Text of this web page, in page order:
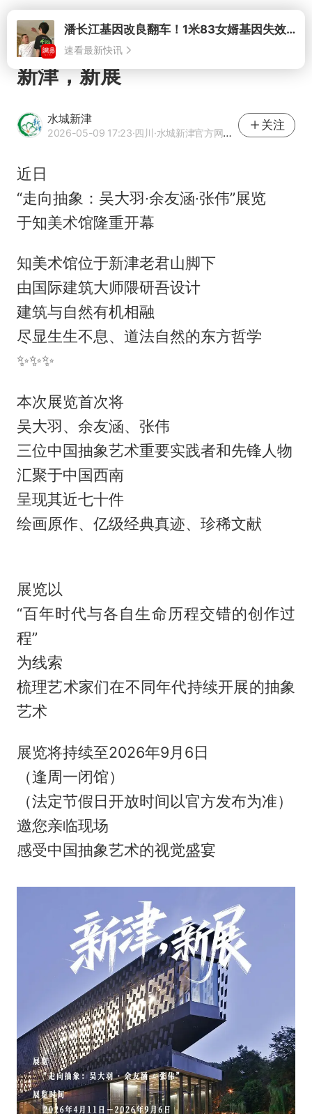
打开
新津，新展
水城新津
2026-05-09 17:23·四川·水城新津官方网易号
关注
近日
“走向抽象：吴大羽·余友涵·张伟”展览
于知美术馆隆重开幕
知美术馆位于新津老君山脚下
由国际建筑大师隈研吾设计
建筑与自然有机相融
尽显生生不息、道法自然的东方哲学
✨✨✨
本次展览首次将
吴大羽、余友涵、张伟
三位中国抽象艺术重要实践者和先锋人物
汇聚于中国西南
呈现其近七十件
绘画原作、亿级经典真迹、珍稀文献
展览以
“百年时代与各自生命历程交错的创作过
程”
为线索
梳理艺术家们在不同年代持续开展的抽象
艺术
️展览将持续至2026年9月6日
（逢周一闭馆）
（法定节假日开放时间以官方发布为准）
邀您亲临现场
感受中国抽象艺术的视觉盛宴